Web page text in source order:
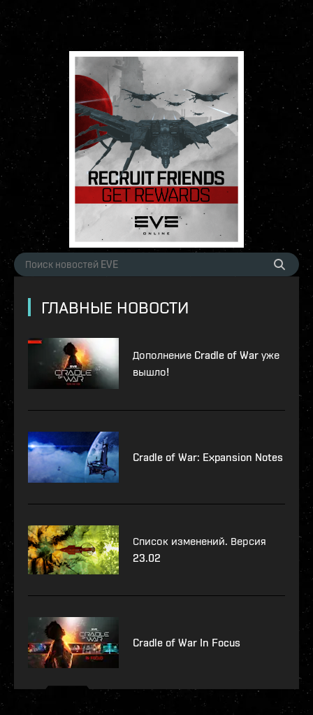
ГЛАВНЫЕ НОВОСТИ
Дополнение Cradle of War уже
вышло!
Cradle of War: Expansion Notes
Список изменений. Версия
23.02
Cradle of War In Focus